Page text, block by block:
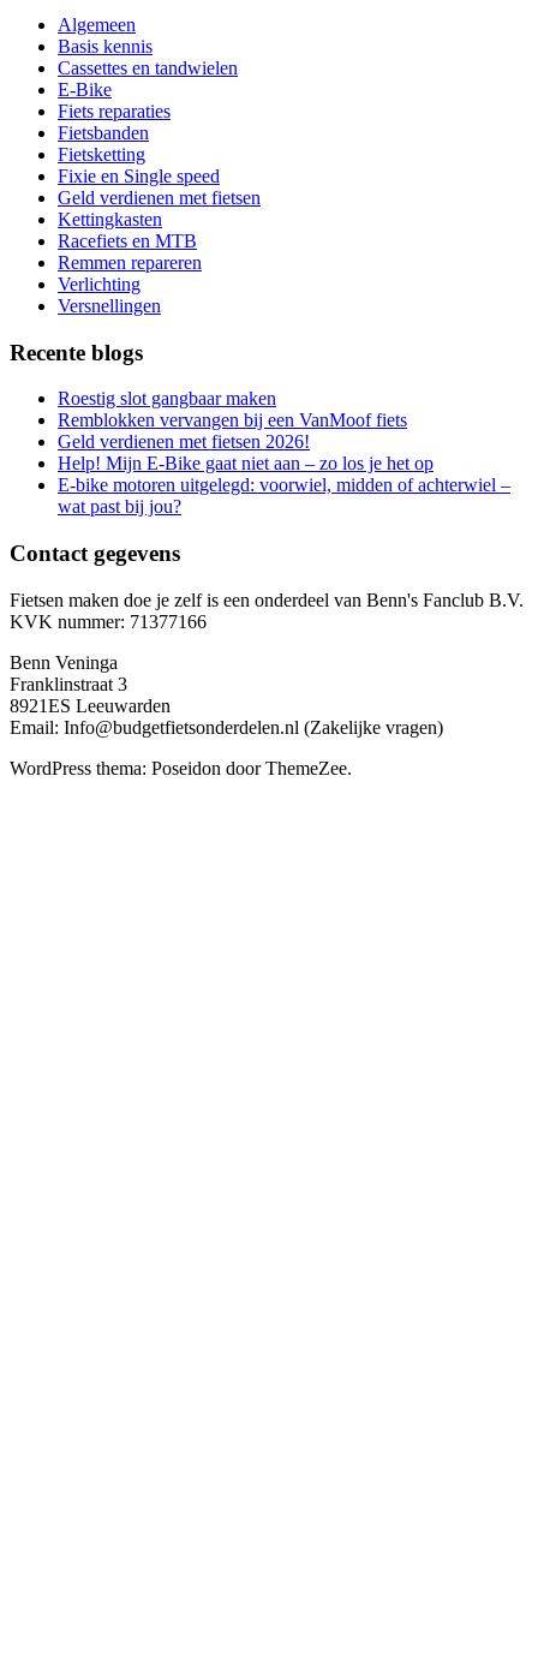
Algemeen
Basis kennis
Cassettes en tandwielen
E-Bike
Fiets reparaties
Fietsbanden
Fietsketting
Fixie en Single speed
Geld verdienen met fietsen
Kettingkasten
Racefiets en MTB
Remmen repareren
Verlichting
Versnellingen
Recente blogs
Roestig slot gangbaar maken
Remblokken vervangen bij een VanMoof fiets
Geld verdienen met fietsen 2026!
Help! Mijn E-Bike gaat niet aan – zo los je het op
E-bike motoren uitgelegd: voorwiel, midden of achterwiel –
wat past bij jou?
Contact gegevens
Fietsen maken doe je zelf is een onderdeel van Benn's Fanclub B.V.
KVK nummer: 71377166
Benn Veninga
Franklinstraat 3
8921ES Leeuwarden
Email: Info@budgetfietsonderdelen.nl (Zakelijke vragen)
WordPress thema: Poseidon door ThemeZee.